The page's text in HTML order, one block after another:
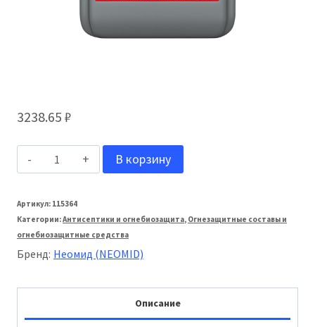
3238.65 ₽
Количество
Неомид
001
Super
Огнебиозащита
6кг
В корзину
Артикул: 115364
Категории:Антисептики и огнебиозащита, Огнезащитные составы и
огнебиозащитные средства
Бренд: Неомид (NEOMID)
Описание